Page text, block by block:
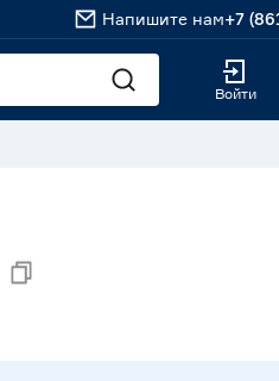
Напишите нам+7
Войти